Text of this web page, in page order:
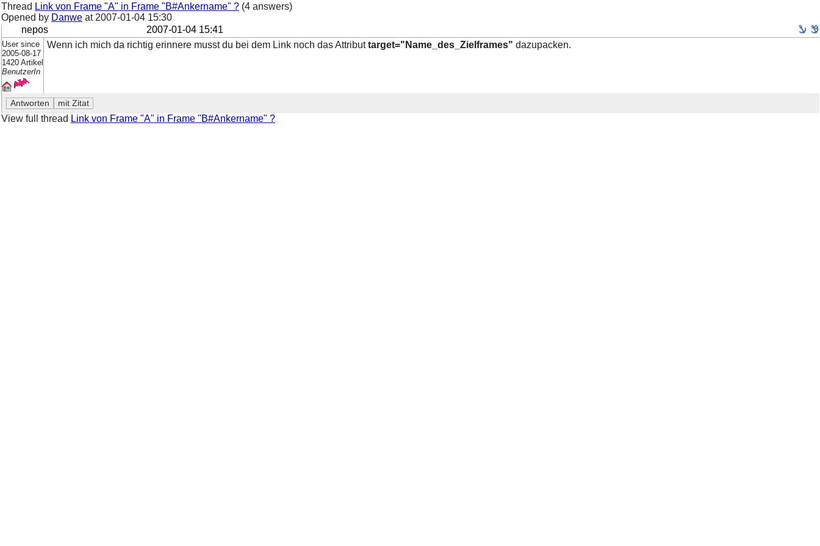
Thread Link von Frame "A" in Frame "B#Ankername" ? (4 answers)
Opened by Danwe at 2007-01-04 15:30
nepos
2007-01-04 15:41
User since
2005-08-17
1420 Artikel
BenutzerIn
Wenn ich mich da richtig erinnere musst du bei dem Link noch das Attributtarget="Name_des_Zielframes" dazupacken.
View full thread Link von Frame "A" in Frame "B#Ankername" ?